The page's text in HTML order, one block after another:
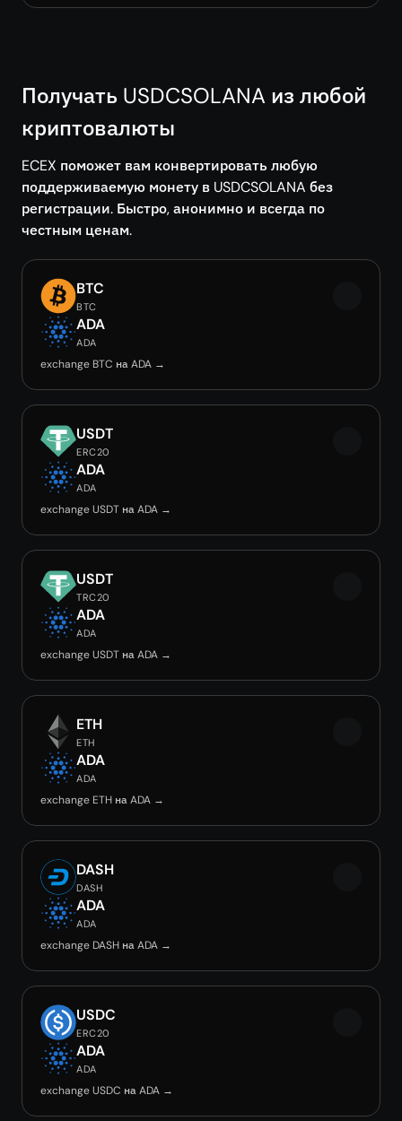
Получать USDCSOLANA из любой
криптовалюты
ECEX поможет вам конвертировать любую
поддерживаемую монету в USDCSOLANA без
регистрации. Быстро, анонимно и всегда по
честным ценам.
BTC
BTC
ADA
ADA
exchange BTC на ADA →
USDT
ERC20
ADA
ADA
exchange USDT на ADA →
USDT
TRC20
ADA
ADA
exchange USDT на ADA →
ETH
ETH
ADA
ADA
exchange ETH на ADA →
DASH
DASH
ADA
ADA
exchange DASH на ADA →
USDC
ERC20
ADA
ADA
exchange USDC на ADA →